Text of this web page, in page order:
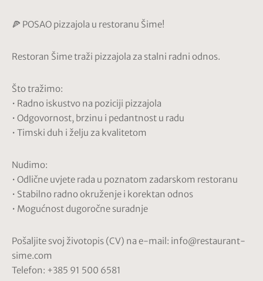
🍕 POSAO pizzajola u restoranu Šime!
Restoran Šime traži pizzajola za stalni radni odnos.
Što tražimo:
• Radno iskustvo na poziciji pizzajola
• Odgovornost, brzinu i pedantnost u radu
• Timski duh i želju za kvalitetom
Nudimo:
• Odlične uvjete rada u poznatom zadarskom restoranu
• Stabilno radno okruženje i korektan odnos
• Mogućnost dugoročne suradnje
Pošaljite svoj životopis (CV) na e-mail: info@restaurant-
sime.com
Telefon: +385 91 500 6581